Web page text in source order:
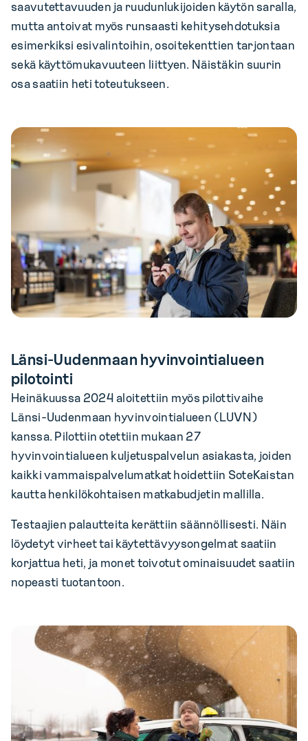
saavutettavuuden ja ruudunlukijoiden käytön saralla,
mutta antoivat myös runsaasti kehitysehdotuksia
esimerkiksi esivalintoihin, osoitekenttien tarjontaan
sekä käyttömukavuuteen liittyen. Näistäkin suurin
osa saatiin heti toteutukseen.
Länsi-Uudenmaan hyvinvointialueen
pilotointi
Heinäkuussa 2024 aloitettiin myös pilottivaihe
Länsi-Uudenmaan hyvinvointialueen (LUVN)
kanssa. Pilottiin otettiin mukaan 27
hyvinvointialueen kuljetuspalvelun asiakasta, joiden
kaikki vammaispalvelumatkat hoidettiin SoteKaistan
kautta henkilökohtaisen matkabudjetin mallilla.
Testaajien palautteita kerättiin säännöllisesti. Näin
löydetyt virheet tai käytettävyysongelmat saatiin
korjattua heti, ja monet toivotut ominaisuudet saatiin
nopeasti tuotantoon.